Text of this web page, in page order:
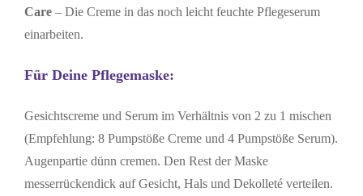
Care– Die Creme in das noch leicht feuchte Pflegeserum
einarbeiten.
Für Deine Pflegemaske:
Gesichtscreme und Serum im Verhältnis von 2 zu 1 mischen
(Empfehlung: 8 Pumpstöße Creme und 4 Pumpstöße Serum).
Augenpartie dünn cremen. Den Rest der Maske
messerrückendick auf Gesicht, Hals und Dekolleté verteilen.